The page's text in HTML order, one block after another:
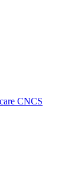
CNCS